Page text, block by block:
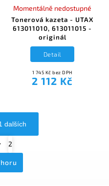
Tonerová kazeta - UTAX
613011010, 613011015 -
originál
Momentálně nedostupné
1 745 Kč bez DPH
2 112 Kč
Detail
dalších
2